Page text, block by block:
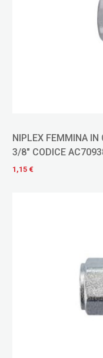
NIPLEX FEMMINA IN
3/8" CODICE
1,15 €